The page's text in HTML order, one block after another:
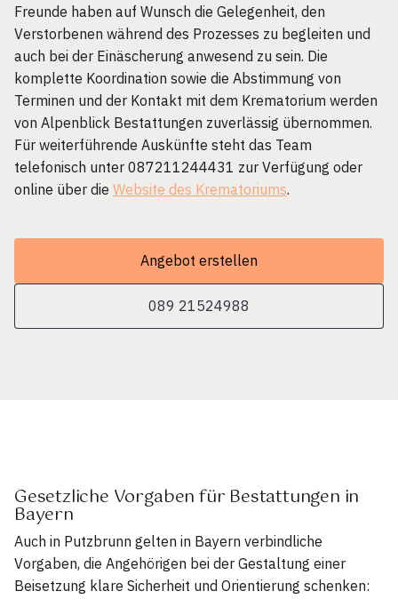
Freunde haben auf Wunsch die Gelegenheit, den
Verstorbenen während des Prozesses zu begleiten und
auch bei der Einäscherung anwesend zu sein. Die
komplette Koordination sowie die Abstimmung von
Terminen und der Kontakt mit dem Krematorium werden
von Alpenblick Bestattungen zuverlässig übernommen.
Für weiterführende Auskünfte steht das Team
telefonisch unter 087211244431 zur Verfügung oder
online über die Website des Krematoriums.
Angebot erstellen
089 21524988
Gesetzliche Vorgaben für Bestattungen in
Bayern
Auch in Putzbrunn gelten in Bayern verbindliche
Vorgaben, die Angehörigen bei der Gestaltung einer
Beisetzung klare Sicherheit und Orientierung schenken: